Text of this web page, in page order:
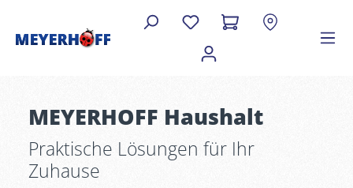
MEYERHOFF Haushalt
Praktische Lösungen für Ihr
Zuhause